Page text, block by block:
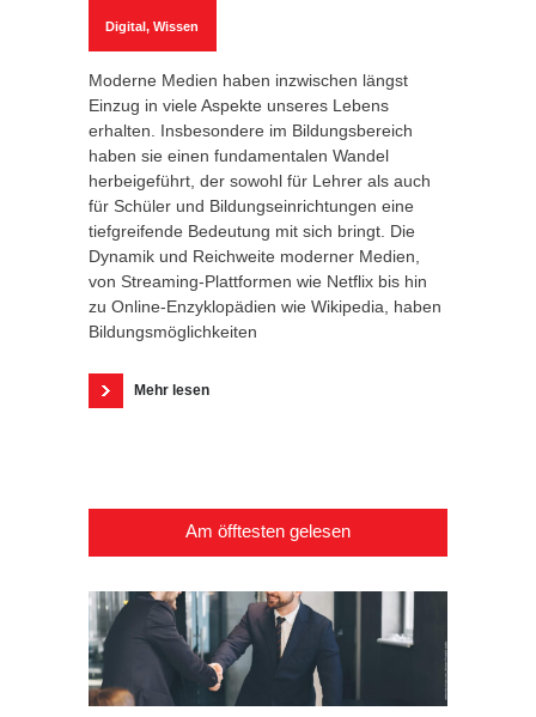
Digital, Wissen
Moderne Medien haben inzwischen längst
Einzug in viele Aspekte unseres Lebens
erhalten. Insbesondere im Bildungsbereich
haben sie einen fundamentalen Wandel
herbeigeführt, der sowohl für Lehrer als auch
für Schüler und Bildungseinrichtungen eine
tiefgreifende Bedeutung mit sich bringt. Die
Dynamik und Reichweite moderner Medien,
von Streaming-Plattformen wie Netflix bis hin
zu Online-Enzyklopädien wie Wikipedia, haben
Bildungsmöglichkeiten
Mehr lesen
Am öfftesten gelesen